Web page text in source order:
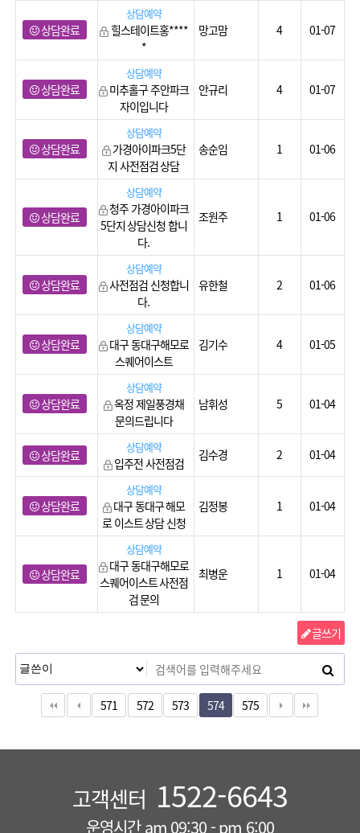
상담완료
상담예약
힐스테이트홍****
*
망고맘 4 01-07
상담완료
상담예약
미추홀구 주안파크
자이입니다
안규리 4 01-07
상담완료
상담예약
가경아이파크5단
지 사전점검 상담
송순임 1 01-06
상담완료
상담예약
청주 가경아이파크
5단지 상담신청 합니
다.
조원주 1 01-06
상담완료
상담예약
사전점검 신청합니
다.
유한철 2 01-06
상담완료
상담예약
대구 동대구해모로
스퀘어이스트
김기수 4 01-05
상담완료
상담예약
옥정 제일풍경채
문의드립니다
남휘성 5 01-04
상담완료
상담예약
입주전 사전점검
김수경 2 01-04
상담완료
상담예약
대구 동대구 해모
로 이스트 상담 신청
김정봉 1 01-04
상담완료
상담예약
대구 동대구해모로
스퀘어이스트 사전점
검 문의
최병운 1 01-04
글쓰기
571 572 573 574 575
고객센터 1522-6643
운영시간 am 09:30 - pm 6:00